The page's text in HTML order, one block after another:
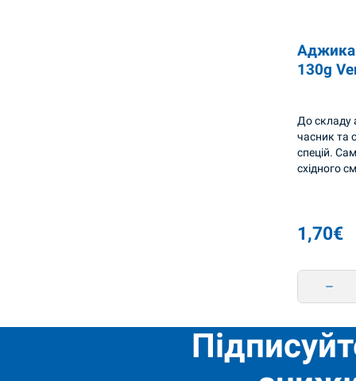
Аджика
130g
До складу
часник та
спецій.
східного
1,70€